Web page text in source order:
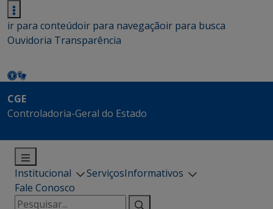
ir para conteúdoir para navegaçãoir para busca
Ouvidoria Transparência
CGE
Controladoria-Geral do Estado
Institucional ServiçosInformativos
Fale Conosco
Pesquisar